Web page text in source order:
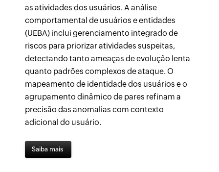
as atividades dos usuários. A análise
comportamental de usuários e entidades
(UEBA) inclui gerenciamento integrado de
riscos para priorizar atividades suspeitas,
detectando tanto ameaças de evolução lenta
quanto padrões complexos de ataque. O
mapeamento de identidade dos usuários e o
agrupamento dinâmico de pares refinam a
precisão das anomalias com contexto
adicional do usuário.
Saiba mais